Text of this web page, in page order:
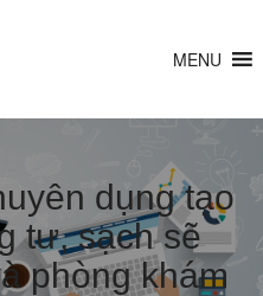
MENU
dụng tạo
tư, sạch sẽ
phòng khám